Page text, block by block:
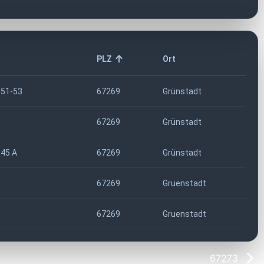
PLZ Ort
53 67269 Grünstadt
67269 Grünstadt
A 67269 Grünstadt
67269 Gruenstadt
67269 Gruenstadt
67273